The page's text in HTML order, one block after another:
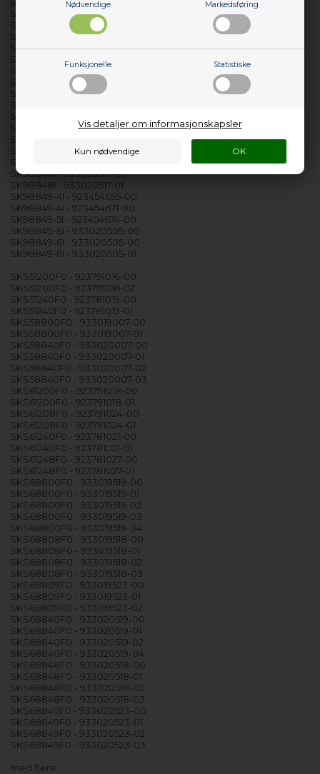
Nødvendige Markedsføring
Funksjonelle Statistiske
Vis detaljer om informasjonskapsler
SK98840-6I - 933020005-00
SK98840-6I - 933020005-01
SK98840-6I - 933020005-02
SK98840-6I - 933020503-00
SK98840-6I - 933020503-01
SK98840-6I - 933020503-02
SK98840-6I - 933020509-00
SK98840-6I - 933020509-01
SK98840-6I - 933020509-02
SK98843-4I - 923454654-00
SK98843-5I - 923454659-00
SK98843-6I - 933020504-00
SK98843-6I - 933020504-01
SK98845-4 - 923454631-00
SK98848I - 933020517-00
SK98848I - 933020517-01
SK98849-4I - 923454655-00
SK98849-4I - 923454671-00
SK98849-5I - 923454674-00
SK98849-6I - 933020505-00
SK98849-6I - 933020505-00
SK98849-6I - 933020505-01
SKS51200F0 - 923791016-00
SKS51200F0 - 923791016-02
SKS51240F0 - 923781019-00
SKS51240F0 - 923781019-01
SKS58800F0 - 933019007-00
SKS58800F0 - 933019007-01
SKS58840F0 - 933020007-00
SKS58840F0 - 933020007-01
SKS58840F0 - 933020007-02
SKS58840F0 - 933020007-03
SKS61200F0 - 923791018-00
SKS61200F0 - 923791018-01
SKS61208F0 - 923791024-00
SKS61208F0 - 923791024-01
SKS61240F0 - 923781021-00
SKS61240F0 - 923781021-01
SKS61248F0 - 923781027-00
SKS61248F0 - 923781027-01
SKS68800F0 - 933019519-00
SKS68800F0 - 933019519-01
SKS68800F0 - 933019519-02
SKS68800F0 - 933019519-03
SKS68800F0 - 933019519-04
SKS68808F0 - 933019518-00
SKS68808F0 - 933019518-01
SKS68808F0 - 933019518-02
SKS68808F0 - 933019518-03
SKS68809F0 - 933019523-00
SKS68809F0 - 933019523-01
SKS68809F0 - 933019523-02
SKS68840F0 - 933020519-00
SKS68840F0 - 933020519-01
SKS68840F0 - 933020519-02
SKS68840F0 - 933020519-04
SKS68848F0 - 933020518-00
SKS68848F0 - 933020518-01
SKS68848F0 - 933020518-02
SKS68848F0 - 933020518-03
SKS68849F0 - 933020523-00
SKS68849F0 - 933020523-01
SKS68849F0 - 933020523-02
SKS68849F0 - 933020523-03
med flere…